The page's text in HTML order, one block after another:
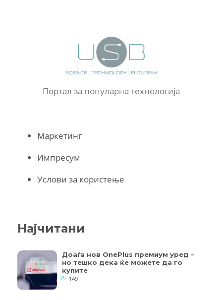
Портал за популарна технологија
Маркетинг
Импресум
Услови за користење
Најчитани
Доаѓа нов OnePlus премиум уред –
но тешко дека ќе можете да го
купите
149